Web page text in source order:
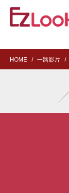
HOME 一路影片